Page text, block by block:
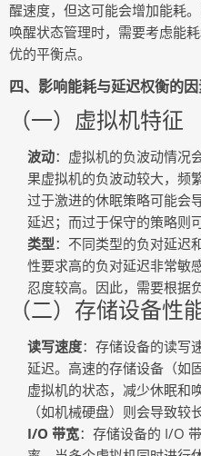
醒速度，但这可能会增加能耗
唤醒状态管理时，需要考虑能
优的平衡点。
四、影响能耗与延迟权衡的
（一）虚拟机特征
波动：虚拟机的负波动情况
果虚拟机的负波动较大，频
过于激进的休眠策略可能会
延迟；而过于保守的策略则
类型：不同类型的负对延迟
性要求高的负对延迟非常敏
忍度较高。因此，需要根据
（二）存储设备性
读写速度：存储设备的读写
延迟。高速的存储设备（如
虚拟机的状态，减少休眠和
（如机械硬盘）则会导致较
I/O 带宽：存储设备的 I/O